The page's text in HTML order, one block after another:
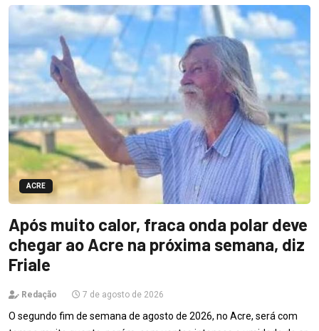
ACRE
Após muito calor, fraca onda polar deve
chegar ao Acre na próxima semana, diz
Friale
Redação 7 de agosto de 2026
O segundo fim de semana de agosto de 2026, no Acre, será com